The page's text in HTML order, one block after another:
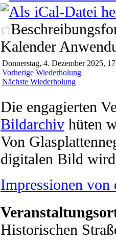
Kalender
Donnerstag, 4. Dezember 2025,
Vorherige Wiederholung
Nächste Wiederholung
Die engagierten
Bildarchiv hüten
Von
digitalen Bild
Impressionen von
Historischen